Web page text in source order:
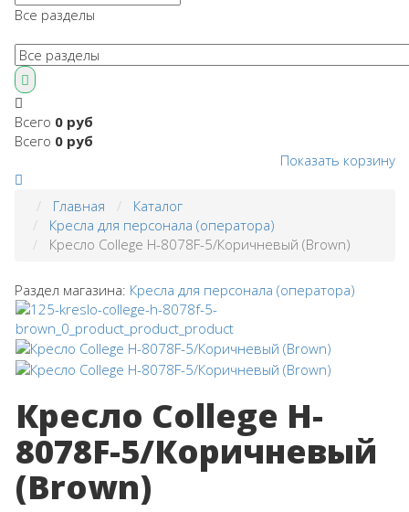
Все разделы
Всего 0 руб
Всего 0 руб
Показать корзину
Главная
Каталог
Кресла для персонала (оператора)
Кресло College H-8078F-5/Коричневый (Brown)
Раздел магазина: Кресла для персонала (оператора)
Кресло College H-
8078F-5/Коричневый
(Brown)